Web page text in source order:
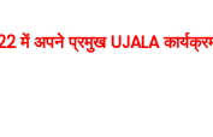
में अपने प्रमुख UJALA